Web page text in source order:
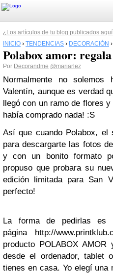
¿Los artículos de tu blog publicados
INICIO › TENDENCIAS › DECORACIÓN ›
Polabox amor:
Por Decorandme @mariarlez
Normalmente no solemos
Valentín, aunque es verdad
llegó con un ramo de flores
había comprado nada! :S
Así que cuando Polabox, el
para descargarte las fotos
y con un bonito formato
propuso que probara su
edición limitada para San
perfecto!
La forma de pedirlas
página http://
producto POLABOX
desde el ordenador,
tienes en casa. Yo elegí una